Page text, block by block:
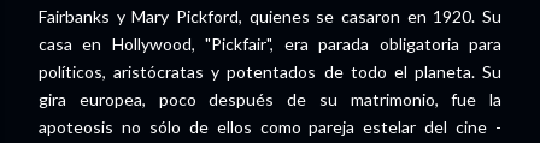
Fairbanks y Mary Pickford, quienes se casaron en 1920. Su
casa en Hollywood, "Pickfair", era parada obligatoria para
políticos, aristócratas y potentados de todo el planeta. Su
gira europea, poco después de su matrimonio, fue la
apoteosis no sólo de ellos como pareja estelar del cine -